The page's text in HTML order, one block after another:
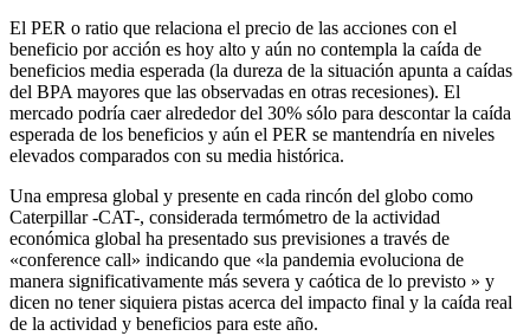
El PER o ratio que relaciona el precio de las acciones con el
beneficio por acción es hoy alto y aún no contempla la caída de
beneficios media esperada (la dureza de la situación apunta a caídas
del BPA mayores que las observadas en otras recesiones). El
mercado podría caer alrededor del 30% sólo para descontar la caída
esperada de los beneficios y aún el PER se mantendría en niveles
elevados comparados con su media histórica.
Una empresa global y presente en cada rincón del globo como
Caterpillar -CAT-, considerada termómetro de la actividad
económica global ha presentado sus previsiones a través de
«conference call» indicando que «la pandemia evoluciona de
manera significativamente más severa y caótica de lo previsto » y
dicen no tener siquiera pistas acerca del impacto final y la caída real
de la actividad y beneficios para este año.